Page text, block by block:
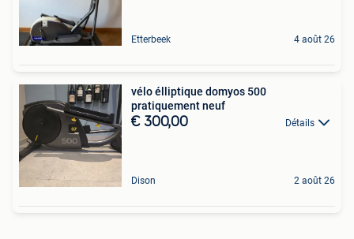
Etterbeek 4 août 26
vélo élliptique domyos 500
pratiquement neuf
€ 300,00 Détails
Dison 2 août 26